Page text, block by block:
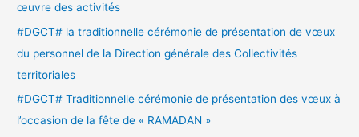
œuvre des activités
#DGCT# la traditionnelle cérémonie de présentation de vœux
du personnel de la Direction générale des Collectivités
territoriales
#DGCT# Traditionnelle cérémonie de présentation des vœux à
l’occasion de la fête de « RAMADAN »